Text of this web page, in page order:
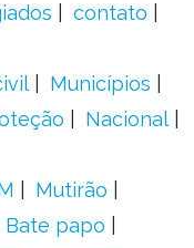
contato
Municípios
Nacional
Mutirão
Bate papo